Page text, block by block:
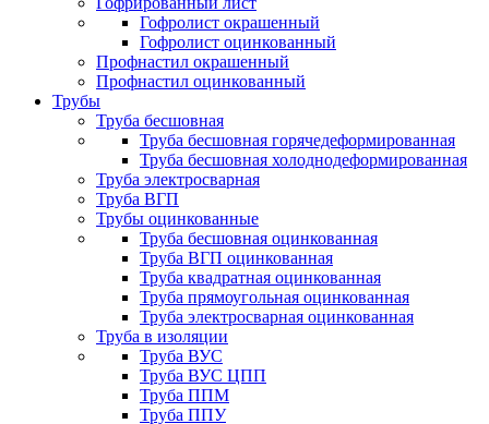
Гофролист окрашенный
Гофролист оцинкованный
Профнастил окрашенный
Профнастил оцинкованный
Трубы
Труба бесшовная
Труба бесшовная горячедеформированная
Труба бесшовная холоднодеформированная
Труба электросварная
Труба ВГП
Трубы оцинкованные
Труба бесшовная оцинкованная
Труба ВГП оцинкованная
Труба квадратная оцинкованная
Труба прямоугольная оцинкованная
Труба электросварная оцинкованная
Труба в изоляции
Труба ВУС
Труба ВУС ЦПП
Труба ППМ
Труба ППУ